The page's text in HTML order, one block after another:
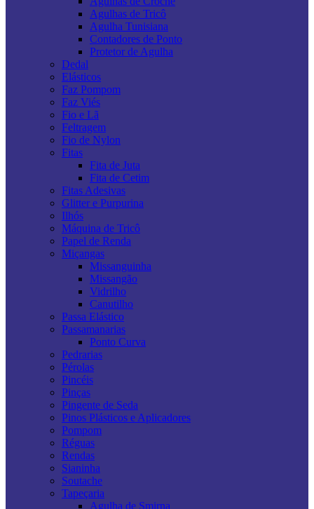
Agulhas de Tricô
Agulha Tunisiana
Contadores de Ponto
Protetor de Agulha
Dedal
Elásticos
Faz Pompom
Faz Viés
Fio e Lã
Feltragem
Fio de Nylon
Fitas
Fita de Juta
Fita de Cetim
Fitas Adesivas
Glitter e Purpurina
Ilhós
Máquina de Tricô
Papel de Renda
Miçangas
Missanguinha
Missangão
Vidrilho
Canutilho
Passa Elástico
Passamanarias
Ponto Curva
Pedrarias
Pérolas
Pincéis
Pinças
Pingente de Seda
Pinos Plásticos e Aplicadores
Pompom
Réguas
Rendas
Sianinha
Soutache
Tapeçaria
Agulha de Smirna